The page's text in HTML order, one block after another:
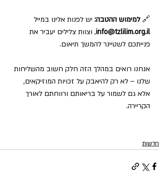
🔗 למימוש ההטבה: יש לפנות אלינו במייל
info@tzlilim.org.il, וצוות צלילים יעביר את
פנייתכם לשטיינר להמשך תיאום.
אנחנו רואים במהלך הזה חלק חשוב מהשליחות
שלנו – לא רק להיאבק על זכויות המוזיקאים,
אלא גם לשמור על בריאותם ורווחתם לאורך
הקריירה.
חדשות